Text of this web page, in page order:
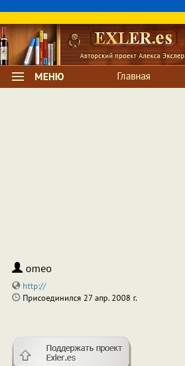
МЕНЮ Главная
omeo
http://
Присоединился 27 апр. 2008 г.